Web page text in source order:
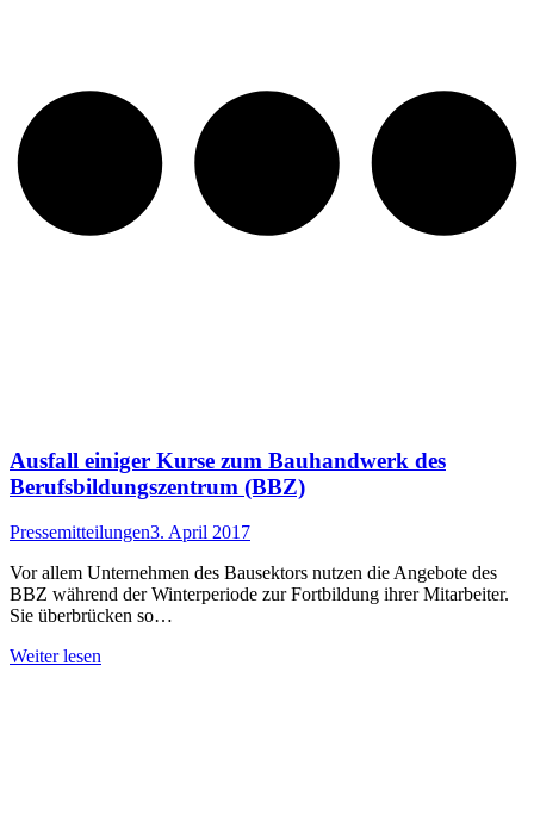
Ausfall einiger Kurse zum Bauhandwerk des
Berufsbildungszentrum (BBZ)
Pressemitteilungen3. April 2017
Vor allem Unternehmen des Bausektors nutzen die Angebote des
BBZ während der Winterperiode zur Fortbildung ihrer Mitarbeiter.
Sie überbrücken so…
Weiter lesen